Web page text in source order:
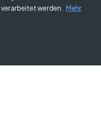
werden.
Mehr